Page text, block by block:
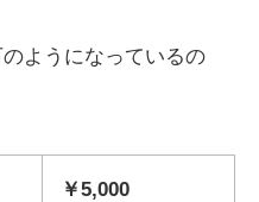
ようになっているの
￥5,000